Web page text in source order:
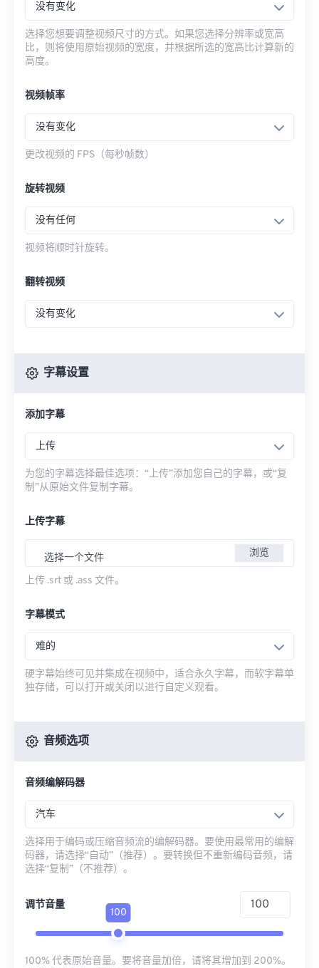
没有变化
选择您想要调整视频尺寸的方式。如果您选择分辨率或宽高
比，则将使用原始视频的宽度，并根据所选的宽高比计算新的
高度。
视频帧率
没有变化
更改视频的 FPS（每秒帧数）
旋转视频
没有任何
视频将顺时针旋转。
翻转视频
没有变化
字幕设置
添加字幕
上传
为您的字幕选择最佳选项：“上传”添加您自己的字幕，或“复
制”从原始文件复制字幕。
上传字幕
选择一个文件 浏览
上传 .srt 或 .ass 文件。
字幕模式
难的
硬字幕始终可见并集成在视频中，适合永久字幕，而软字幕单
独存储，可以打开或关闭以进行自定义观看。
音频选项
音频编解码器
汽车
选择用于编码或压缩音频流的编解码器。要使用最常用的编解
码器，请选择“自动”（推荐）。要转换但不重新编码音频，请
选择“复制”（不推荐）。
调节音量
100
100% 代表原始音量。要将音量加倍，请将其增加到 200%。